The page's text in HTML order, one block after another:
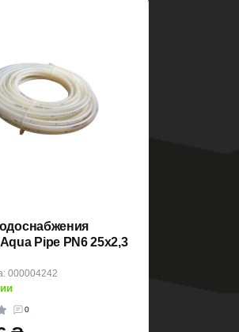
Pipe PN6 25x2,3
000004242
0